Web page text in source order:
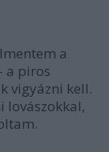
a
a piros
vigyázni kell.
lovászokkal,